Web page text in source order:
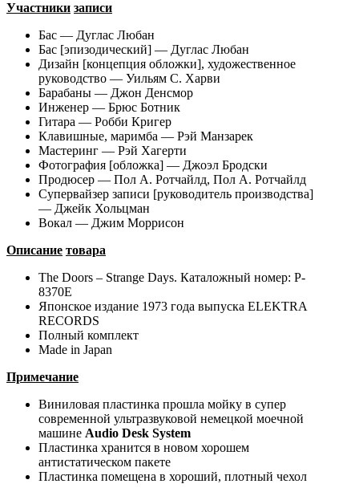
Участники записи
Бас — Дуглас Любан
Бас [эпизодический] — Дуглас Любан
Дизайн [концепция обложки], художественное
руководство — Уильям С. Харви
Барабаны — Джон Денсмор
Инженер — Брюс Ботник
Гитара — Робби Кригер
Клавишные, маримба — Рэй Манзарек
Мастеринг — Рэй Хагерти
Фотография [обложка] — Джоэл Бродски
Продюсер — Пол А. Ротчайлд, Пол А. Ротчайлд
Супервайзер записи [руководитель производства]
— Джейк Хольцман
Вокал — Джим Моррисон
Описание товара
The Doors – Strange Days. Каталожный номер: P-
8370E
Японское издание 1973 года выпуска ELEKTRA
RECORDS
Полный комплект
Made in Japan
Примечание
Виниловая пластинка прошла мойку в супер
современной ультразвуковой немецкой моечной
машине Audio Desk System
Пластинка хранится в новом хорошем
антистатическом пакете
Пластинка помещена в хороший, плотный чехол